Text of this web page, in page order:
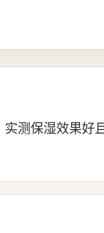
测保湿效果好